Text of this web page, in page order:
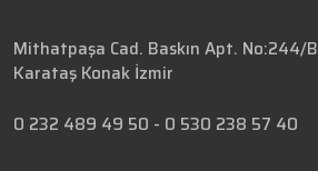
Mithatpaşa Cad. Baskın Apt. No:244/B
Karataş Konak İzmir
0 232 489 49 50 - 0 530 238 57 40